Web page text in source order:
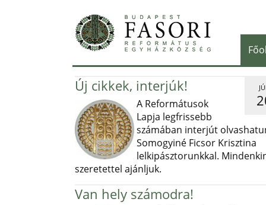
Új cikkek, interjúk!
A Reformátusok
Lapja legfrissebb
számában interjút
Somogyiné Ficsor Krisztina
lelkipásztorunkkal.
szeretettel ajánljuk.
Van hely számodra!